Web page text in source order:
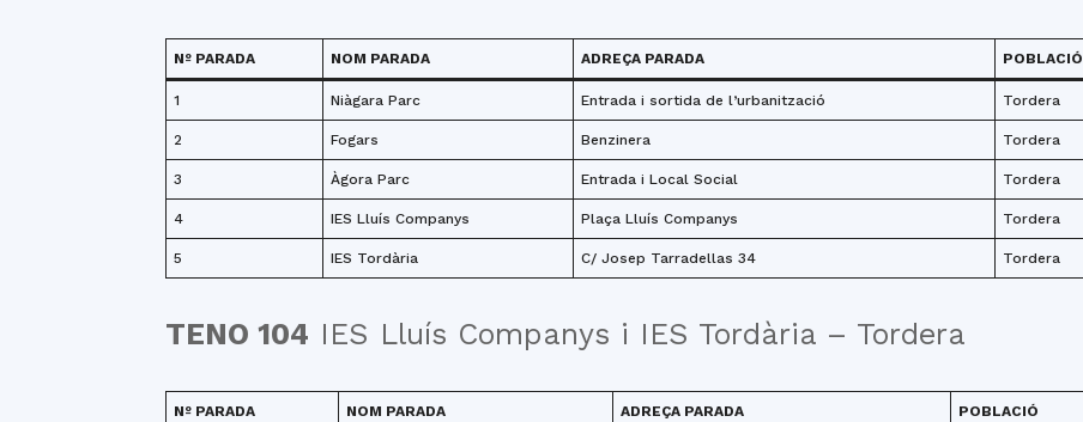
Nº PARADA NOM PARADA ADREÇA PARADA POBLACIÓ
1 Niàgara Parc Entrada i sortida de l’urbanització Tordera
2 Fogars Benzinera Tordera
3 Àgora Parc Entrada i Local Social Tordera
4 IES Lluís Companys Plaça Lluís Companys Tordera
5 IES Tordària C/ Josep Tarradellas 34 Tordera
TENO 104 IES Lluís Companys i IES Tordària – Tordera
Nº PARADA NOM PARADA ADREÇA PARADA POBLACIÓ